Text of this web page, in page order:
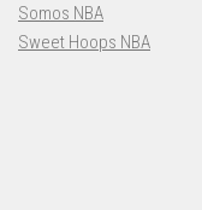
Somos NBA
Sweet Hoops NBA